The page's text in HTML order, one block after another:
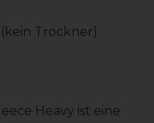
Trockner)
Heavy ist eine